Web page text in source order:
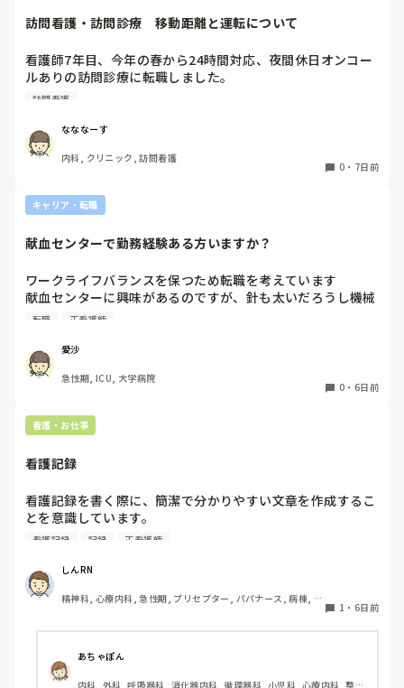
訪問看護・訪問診療　移動距離と運転について
看護師7年目、今年の春から24時間対応、夜間休日オンコー
ルありの訪問診療に転職しました。
元々就活の際にはエリアは片道30分程度と聞いておりここま
の田舎にまで患者を受け入れる予定と。
日頃から運転しているとは言っても、深夜帯や冬道で訪問に
行くのはかなり不安で親からも止められています。
はどのような方法を取られているんでしょうか？
訪問看護
なななーす
内科, クリニック, 訪問看護
0 ・ 7日前
キャリア・転職
献血センターで勤務経験ある方いますか？
ワークライフバランスを保つため転職を考えています
献血センターに興味があるのですが、針も太いだろうし機械
操作あるしイメージが湧きません
など教えていただきたいです！
転職 正看護師
愛沙
急性期, ICU, 大学病院
0 ・ 6日前
看護・お仕事
看護記録
看護記録を書く際に、簡潔で分かりやすい文章を作成するこ
とを意識しています。
しかし忙しい日は、必要な情報を漏れなく記録することとの
皆さんは看護記録を効率よく作成するために工夫しているこ
とはありますか。
看護記録 記録 正看護師
しんRN
精神科, 心療内科, 急性期, プリセプター, パパナース, 病棟, 老
1 ・ 6日前
あちゃぽん
内科, 外科, 呼吸器科, 消化器内科, 循環器科, 小児科, 心療内科, 整形